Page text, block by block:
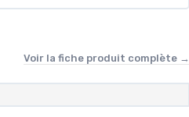
Voir la fiche produit complète →